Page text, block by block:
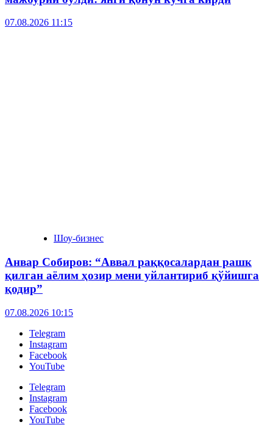
07.08.2026 11:15
Шоу-бизнес
Анвар Собиров: “Аввал раққосалардан рашк
қилган аёлим ҳозир мени уйлантириб қўйишга
қодир”
07.08.2026 10:15
Telegram
Instagram
Facebook
YouTube
Telegram
Instagram
Facebook
YouTube